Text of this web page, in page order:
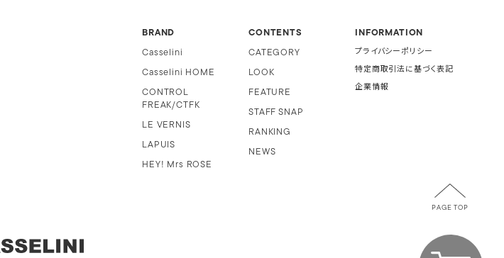
BRAND
Casselini
Casselini HOME
CONTROL
FREAK/CTFK
LE VERNIS
LAPUIS
HEY! Mrs ROSE
CONTENTS
CATEGORY
LOOK
FEATURE
STAFF SNAP
RANKING
NEWS
INFORMATION
プライバシーポリシー
特定商取引法に基づく表記
企業情報
PAGE TOP